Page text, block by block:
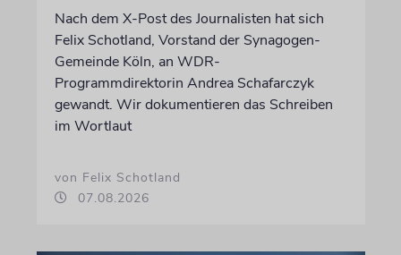
Nach dem X-Post des Journalisten hat sich
Felix Schotland, Vorstand der Synagogen-
Gemeinde Köln, an WDR-
Programmdirektorin Andrea Schafarczyk
gewandt. Wir dokumentieren das Schreiben
im Wortlaut
von Felix Schotland
07.08.2026